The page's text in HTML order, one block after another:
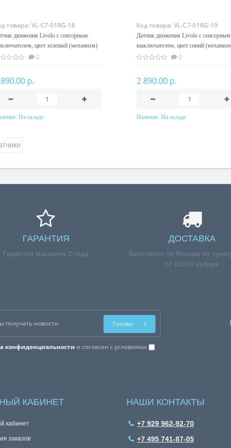
товара: VL-C7-01RG-18
движения Livolo с сенсорным
цвет зеленый (механизм)
0
р.
На складе
Код товара: VL-C7-01RG-19
Датчик движения Livolo с сенсорным
выключателем, цвет синий
0
2 890.00 р.
Наличие: На складе
ГАРАНТИЯ
Гарантия магазина 2 года
ДОСТАВКА
Бесплатно по Москве на
от 15000 рублей
конфиденциальности и согласен с условиями
Готово
КАБИНЕТ
кабинет
заказов
НАШИ КОНТАКТЫ
+7 929 962-92-70
+7 495 741-87-05